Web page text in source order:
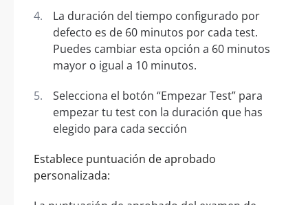
La duración del tiempo configurado por
defecto es de 60 minutos por cada test.
Puedes cambiar esta opción a 60 minutos
mayor o igual a 10 minutos.
Selecciona el botón “Empezar Test” para
empezar tu test con la duración que has
elegido para cada sección
Establece puntuación de aprobado
personalizada: